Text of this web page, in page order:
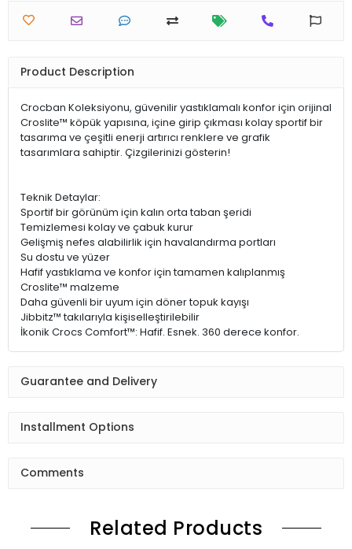
Product Description
Crocban Koleksiyonu, güvenilir yastıklamalı konfor için orijinal
Croslite™ köpük yapısına, içine girip çıkması kolay sportif bir
tasarıma ve çeşitli enerji artırıcı renklere ve grafik
tasarımlara sahiptir. Çizgilerinizi gösterin!
Teknik Detaylar:
Sportif bir görünüm için kalın orta taban şeridi
Temizlemesi kolay ve çabuk kurur
Gelişmiş nefes alabilirlik için havalandırma portları
Su dostu ve yüzer
Hafif yastıklama ve konfor için tamamen kalıplanmış
Croslite™ malzeme
Daha güvenli bir uyum için döner topuk kayışı
Jibbitz™ takılarıyla kişiselleştirilebilir
İkonik Crocs Comfort™: Hafif. Esnek. 360 derece konfor.
Guarantee and Delivery
Installment Options
Comments
Related Products